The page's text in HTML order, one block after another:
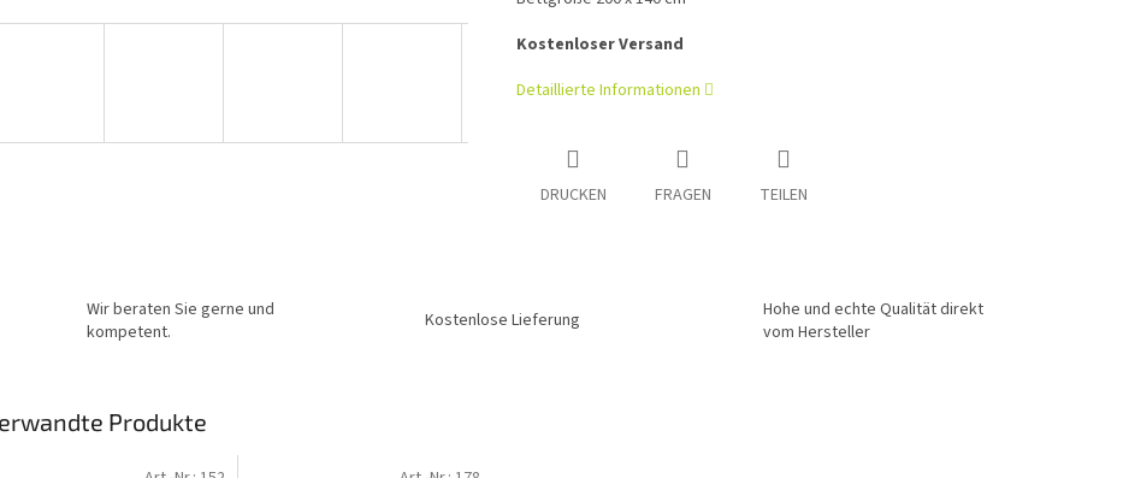
T
N
Kostenloser Versand
Detaillierte Informationen
DRUCKEN FRAGEN TEILEN
Wir beraten Sie gerne und
kompetent.
Kostenlose Lieferung
Hohe und echte Qualität direkt
vom Hersteller
Produkte